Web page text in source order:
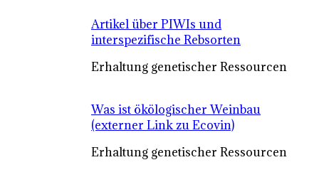
Artikel über PIWIs und
interspezifische Rebsorten
Erhaltung genetischer Ressourcen
Was ist ökölogischer Weinbau
(externer Link zu Ecovin)
Erhaltung genetischer Ressourcen